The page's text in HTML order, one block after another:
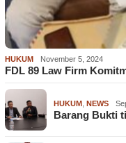
HUKUM November 5, 2024
FDL 89 Law Firm
HUKUM NEWS
Barang Bukti